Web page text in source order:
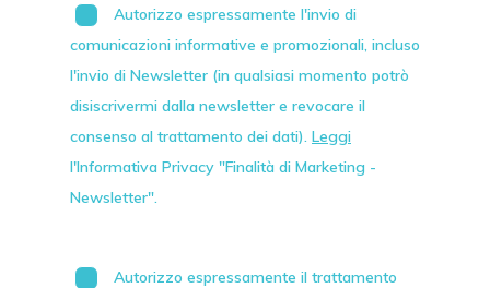
Autorizzo espressamente l'invio di
comunicazioni informative e promozionali, incluso
l'invio di Newsletter (in qualsiasi momento potrò
disiscrivermi dalla newsletter e revocare il
consenso al trattamento dei dati). Leggi
l'Informativa Privacy "Finalità di Marketing -
Newsletter".
Autorizzo espressamente il trattamento